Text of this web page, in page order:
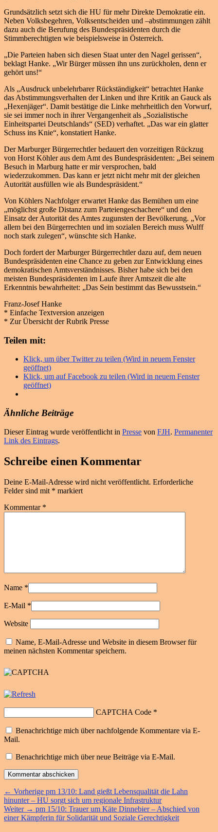
Grundsätzlich setzt sich die HU für mehr Direkte Demokratie ein.
Neben Volksbegehren, Volksentscheiden und –abstimmungen zählt
dazu auch die Berufung des Bundespräsidenten durch die
Stimmberechtigten wie beispielsweise in Österreich.
„Die Parteien haben sich diesen Staat unter den Nagel gerissen“,
beklagt Hanke. „Wir Bürger müssen ihn uns zurückholen, denn er
gehört uns!“
Als „Ausdruck unbelehrbarer Rückständigkeit“ betrachtet Hanke
das Abstimmungsverhalten der Linken und ihre Kritik an Gauck als
„Hexenjäger“. Damit bestätige die Linke mehrheitlich den Vorwurf,
sie sei immer noch in ihrer Vergangenheit als „Sozialistische
Einheitspartei Deutschlands“ (SED) verhaftet. „Das war ein glatter
Schuss ins Knie“, konstatiert Hanke.
Der Marburger Bürgerrechtler bedauert den vorzeitigen Rückzug
von Horst Köhler aus dem Amt des Bundespräsidenten: „Bei seinem
Besuch in Marburg hatte er mir versprochen, bald
wiederzukommen. Das kann er jetzt nicht mehr mit der gleichen
Autorität ausfüllen wie als Bundespräsident.“
Von Köhlers Nachfolger erwartet Hanke das Bemühen um eine
„möglichst große Distanz zum Parteiengeschachere“ und den
Einsatz der Autorität des Amtes zugunsten der Bevölkerung. „Vor
allem bei den Bürgerrechten und im sozialen Bereich muss Wulff
noch stark zulegen“, wünschte sich Hanke.
Doch fordert der Marburger Bürgerrechtler dazu auf, dem neuen
Bundespräsidenten eine Chance zu geben zur Entwicklung eines
demokratischen Amtsverständnisses. Bisher habe sich bei den
meisten Bundespräsidenten im Laufe ihrer Amtszeit die alte
Erkenntnis bewahrheitet: „Das Sein bestimmt das Bewusstsein.“
Franz-Josef Hanke
* Einfache Textversion anzeigen
* Zur Übersicht der Rubrik Presse
Teilen mit:
Klick, um über Twitter zu teilen (Wird in neuem Fenster
geöffnet)
Klick, um auf Facebook zu teilen (Wird in neuem Fenster
geöffnet)
Ähnliche Beiträge
Dieser Eintrag wurde veröffentlicht in Presse von FJH. Permanenter
Link des Eintrags.
Schreibe einen Kommentar
Deine E-Mail-Adresse wird nicht veröffentlicht. Erforderliche
Felder sind mit * markiert
Kommentar *
Name *
E-Mail *
Website
Name, E-Mail-Adresse und Website in diesem Browser für
meinen nächsten Kommentar speichern.
CAPTCHA Code *
Benachrichtige mich über nachfolgende Kommentare via E-
Mail.
Benachrichtige mich über neue Beiträge via E-Mail.
Beitragsnavigation
← Vorherige Vorheriger
Beitrag:
pm 13/10: Land gießt Lebensqualität die Lahn
hinunter – HU sorgt sich um regionale Infrastruktur
Weiter → Nächster
Beitrag:
pm 15/10: Trauer um Käte Dinnebier – Abschied von
einer Kämpferin für Solidarität und Soziale Gerechtigkeit